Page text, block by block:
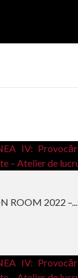
ROOM 2022 –...